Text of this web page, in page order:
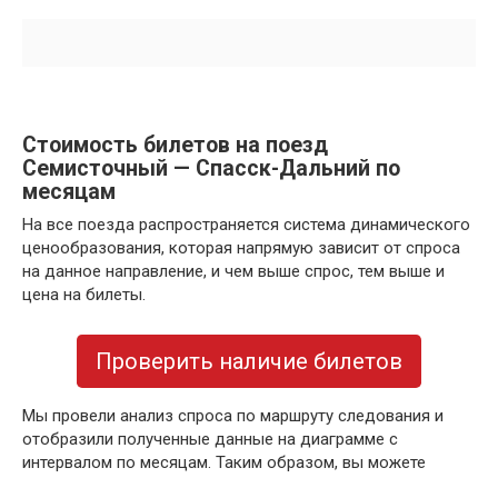
Стоимость билетов на поезд
Семисточный — Спасск-Дальний по
месяцам
На все поезда распространяется система динамического
ценообразования, которая напрямую зависит от спроса
на данное направление, и чем выше спрос, тем выше и
цена на билеты.
Проверить наличие билетов
Мы провели анализ спроса по маршруту следования и
отобразили полученные данные на диаграмме с
интервалом по месяцам. Таким образом, вы можете